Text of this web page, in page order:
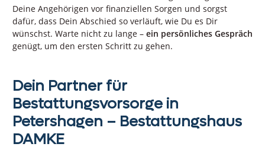
Deine Angehörigen vor finanziellen Sorgen und sorgst
dafür, dass Dein Abschied so verläuft, wie Du es Dir
wünschst. Warte nicht zu lange – ein persönliches Gespräch
genügt, um den ersten Schritt zu gehen.
Dein Partner für
Bestattungsvorsorge in
Petershagen – Bestattungshaus
DAMKE